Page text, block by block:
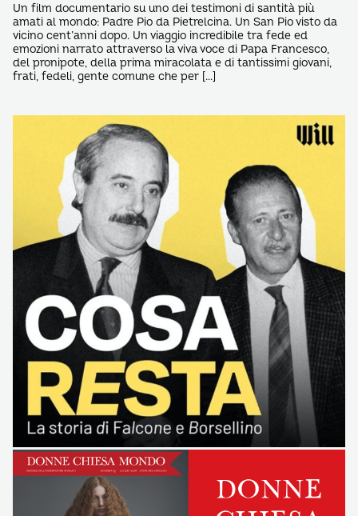
Un film documentario su uno dei testimoni di santità più
amati al mondo: Padre Pio da Pietrelcina. Un San Pio visto da
vicino cent’anni dopo. Un viaggio incredibile tra fede ed
emozioni narrato attraverso la viva voce di Papa Francesco,
del pronipote, della prima miracolata e di tantissimi giovani,
frati, fedeli, gente comune che per […]